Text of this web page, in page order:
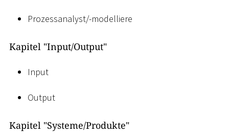
Prozessanalyst/-modelliere
Kapitel "Input/Output"
Input
Output
Kapitel "Systeme/Produkte"